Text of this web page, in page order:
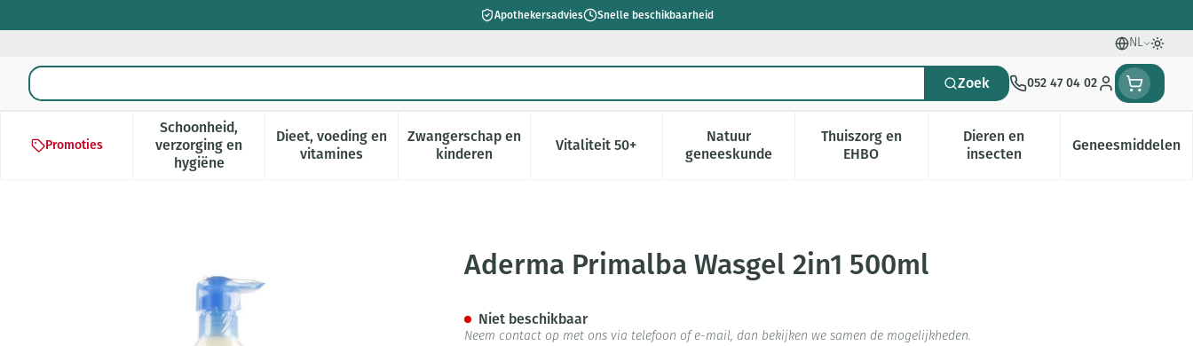
Apothekersadvies Snelle beschikbaarheid
NL
Talen
Product, merk, categorie... Zoek 052 47 04 02
Klant menu
Promoties
Schoonheid,
verzorging en
hygiëne
Toon submenu voor Schoonheid, verzorging en hygiëne categorie
Dieet, voeding en
vitaminesToon submenu voor Dieet, voeding en vitamines categorie
Zwangerschap en
kinderenToon submenu voor Zwangerschap en kinderen categorie
Vitaliteit 50+Toon submenu voor Vitaliteit 50+ categorie
Natuur
geneeskundeToon submenu voor Natuur geneeskunde categorie
Thuiszorg en
EHBOToon submenu voor Thuiszorg en EHBO categorie
Dieren en
insectenToon submenu voor Dieren en
Geneesmiddelen
Toon
Aderma Primalba Wasgel 2in1 500mlAderma Primalba Wasgel 2in1 500ml
Niet beschikbaar
Neem contact op met ons via telefoon of e-mail, dan bekijken we samen de mogelijkheden.